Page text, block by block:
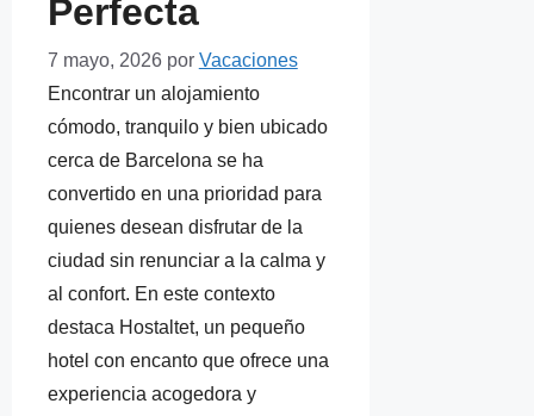
Perfecta
7 mayo, 2026 por Vacaciones
Encontrar un alojamiento
cómodo, tranquilo y bien ubicado
cerca de Barcelona se ha
convertido en una prioridad para
quienes desean disfrutar de la
ciudad sin renunciar a la calma y
al confort. En este contexto
destaca Hostaltet, un pequeño
hotel con encanto que ofrece una
experiencia acogedora y